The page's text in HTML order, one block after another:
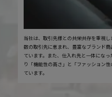
当社は、取引先様との共栄共存を重視
数の取引先に恵まれ、豊富なブランド
ています。また、仕入れ先と一体にな
り「機能性の高さ」と「ファッション
ています。